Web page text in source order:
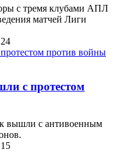
с тремя клубами АПЛ
матчей Лиги
с протестом
вышли с антивоенным